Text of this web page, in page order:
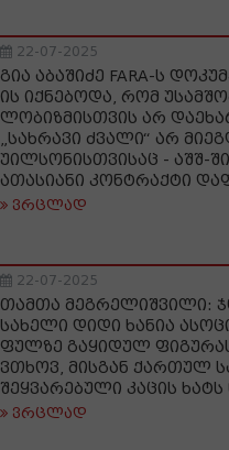
22-07-2025
გია აბაშიძე FARA-ს
ის იქნებოდა, რომ
ლობიზმისთვის არ
„სახრავი ძვალი“ არ
უილსონისთვისაც - აშშ-ში
ათასიანი კონტრაქტი
ვრცლად
22-07-2025
თამთა მეგრელიშვილი:
სახელი დიდი ხანია
ფულზე გაყიდულ
ვთხოვ, მისგან ქართულ
შეყვარებული კაცის ხატს
ვრცლად